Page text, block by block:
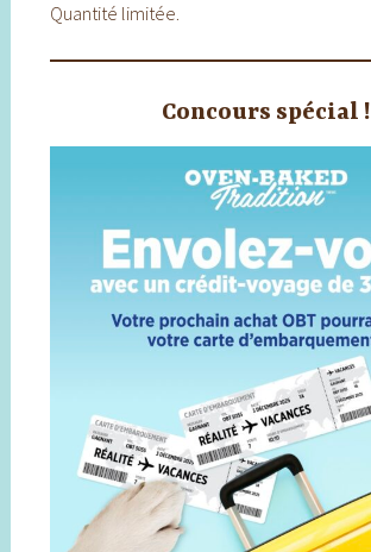
Quantité limitée.
Concours spécial !